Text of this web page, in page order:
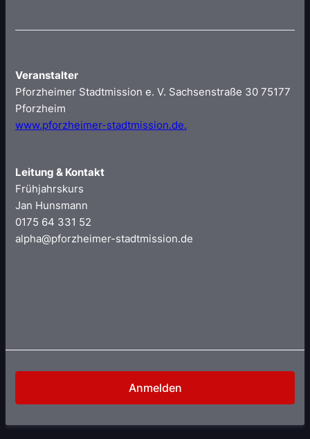
Veranstalter
Pforzheimer Stadtmission e. V. Sachsenstraße 30 75177
Pforzheim
www.pforzheimer-stadtmission.de.
Leitung & Kontakt
Frühjahrskurs
Jan Hunsmann
0175 64 331 52
alpha@pforzheimer-stadtmission.de
Anmelden